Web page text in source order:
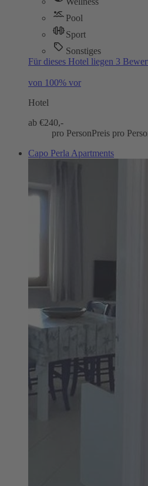
Pool
Sport
Sonstiges
Für dieses Hotel liegen 3
von 100% vor
Hotel
ab €240,-
pro PersonPreis pro
Capo Perla Apartments